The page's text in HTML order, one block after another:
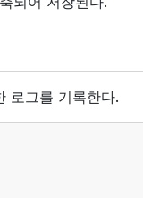
로그를 기록한다.